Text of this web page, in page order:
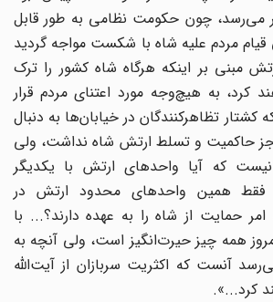
می‌رسد، چون حکومت نظامی به طور قابل
مردم علیه شاه با شکست مواجه گردید
مبنی بر اینکه هرگاه شاه کشور را ترک
کرد، به هیچ‌وجه مورد اعتنای مردم قرار
تظاهرکنندگان در خیابان‌ها به دنبال
حاکمیت و تسلط ارتش شاه نداشت، ولی
که آیا واحدهای ارتش با یکدیگر
همین واحدهای محدود ارتش در
حمایت از شاه را به عهده دارند؟... با
همه چیز حیرت‌انگیز است، ولی آنچه به
آنست که اکثریت سربازان از آیت‌الله